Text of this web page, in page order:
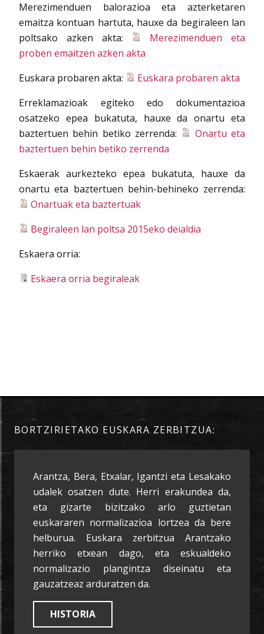
Merezimenduen balorazioa eta azterketaren
emaitza kontuan hartuta, hauxe da begiraleen lan
poltsako azken akta:
Merezimenduen eta
proben emaitzen azken akta
Euskara probaren akta:
Euskara probaren akta
Erreklamazioak egiteko edo dokumentazioa
osatzeko epea bukatuta, hauxe da onartu eta
baztertuen behin betiko zerrenda:
Onartu eta
baztertuen behin betiko zerrenda
Eskaerak aurkezteko epea bukatuta, hauxe da
onartu eta baztertuen behin-behineko zerrenda:
Onartuak eta baztertuak
Begiraleen lan poltsa 2015eko deialdia
Eskaera orria:
Eskaera orria begiraleak
BORTZIRIETAKO EUSKARA ZERBITZUA:
Arantza, Bera, Etxalar, Igantzi eta Lesakako
udalek osatzen dute. Herri erakundea da,
eta gizarte bizitzako arlo guztietan
euskararen normalizazioa lortzea da bere
helburua. Euskara zerbitzua Arantzako
herriko etxean dago, eta eskualdeko
normalizazio plangintza diseinatu eta
gauzatzeaz arduratzen da.
HISTORIA